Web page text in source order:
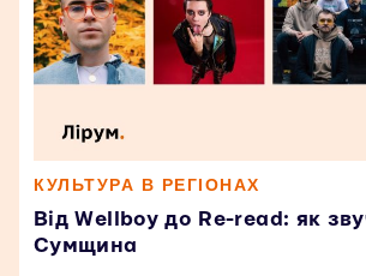
КУЛЬТУРА В РЕГІОНАХ
Від Wellboy до Re-read: як
Сумщина